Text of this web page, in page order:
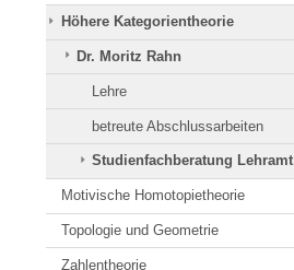
Höhere Kategorientheorie
Dr. Moritz Rahn
Lehre
betreute Abschlussarbeiten
Studienfachberatung Lehramt
Motivische Homotopietheorie
Topologie und Geometrie
Zahlentheorie